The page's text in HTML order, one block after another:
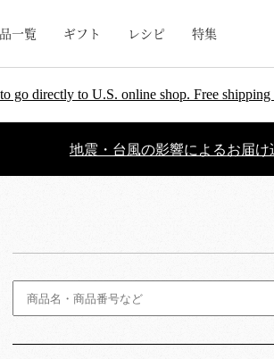
一覧 ギフト レシピ 特集
go directly to U.S. online shop. Free
地震・台風の影響によるお届け